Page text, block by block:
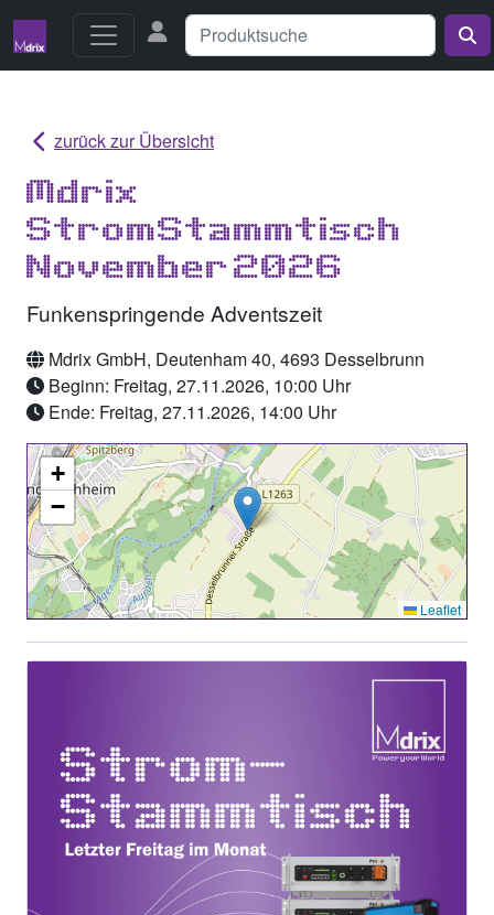
zurück zur Übersicht
Mdrix
StromStammtisch
November 2026
Funkenspringende Adventszeit
Mdrix GmbH, Deutenham 40, 4693 Desselbrunn
Beginn: Freitag, 27.11.2026, 10:00 Uhr
Ende: Freitag, 27.11.2026, 14:00 Uhr
+
−
Leaflet